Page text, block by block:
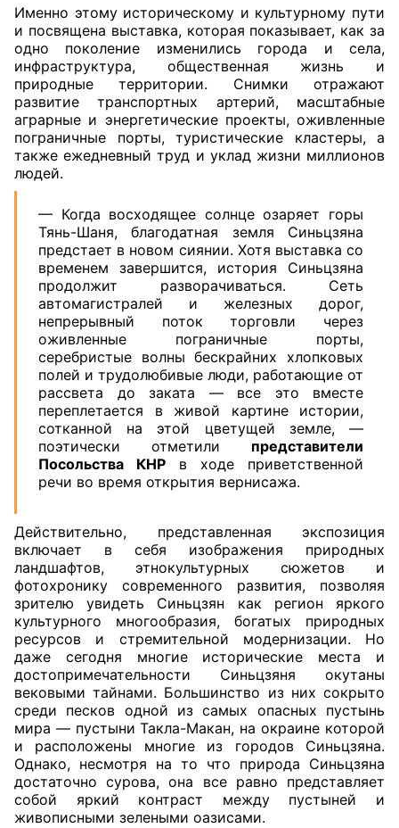
Именно этому историческому и культурному пути
и посвящена выставка, которая показывает, как за
одно поколение изменились города и села,
инфраструктура, общественная жизнь и
природные территории. Снимки отражают
развитие транспортных артерий, масштабные
аграрные и энергетические проекты, оживленные
пограничные порты, туристические кластеры, а
также ежедневный труд и уклад жизни миллионов
людей.
— Когда восходящее солнце озаряет горы
Тянь-Шаня, благодатная земля Синьцзяна
предстает в новом сиянии. Хотя выставка со
временем завершится, история Синьцзяна
продолжит разворачиваться. Сеть
автомагистралей и железных дорог,
непрерывный поток торговли через
оживленные пограничные порты,
серебристые волны бескрайних хлопковых
полей и трудолюбивые люди, работающие от
рассвета до заката — все это вместе
переплетается в живой картине истории,
сотканной на этой цветущей земле, —
поэтически отметили представители
Посольства КНР в ходе приветственной
речи во время открытия вернисажа.
Действительно, представленная экспозиция
включает в себя изображения природных
ландшафтов, этнокультурных сюжетов и
фотохронику современного развития, позволяя
зрителю увидеть Синьцзян как регион яркого
культурного многообразия, богатых природных
ресурсов и стремительной модернизации. Но
даже сегодня многие исторические места и
достопримечательности Синьцзяня окутаны
вековыми тайнами. Большинство из них сокрыто
среди песков одной из самых опасных пустынь
мира — пустыни Такла-Макан, на окраине которой
и расположены многие из городов Синьцзяна.
Однако, несмотря на то что природа Синьцзяна
достаточно сурова, она все равно представляет
собой яркий контраст между пустыней и
живописными зелеными оазисами.